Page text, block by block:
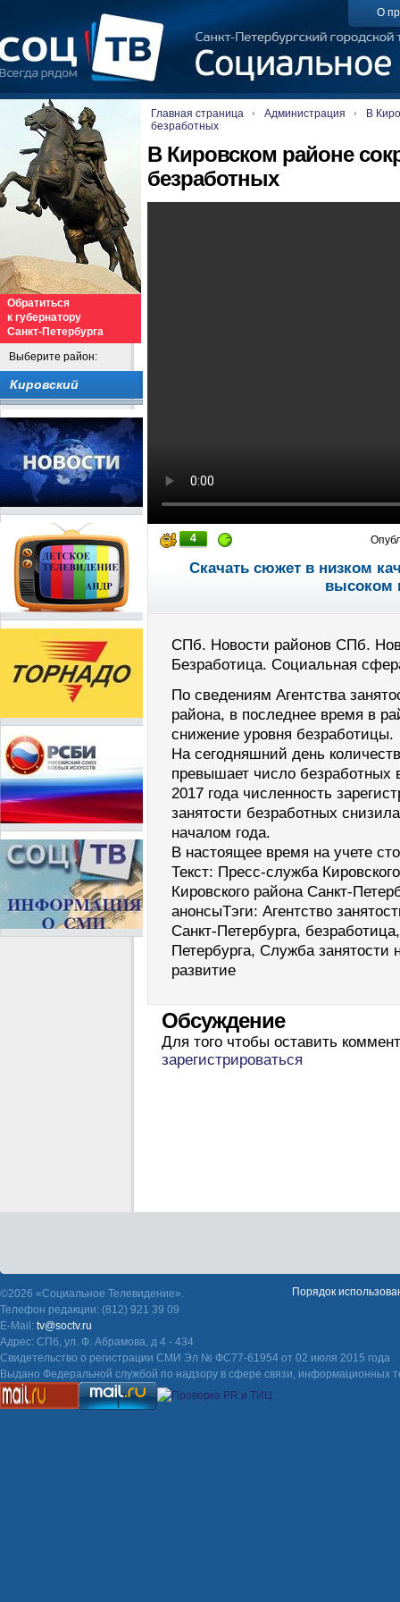
О
Обратиться
к губернатору
Санкт-Петербурга
Выберите район:
Кировский
Главная страница Администрация
В
безработных
В Кировском районе
безработных
4
Скачать сюжет в низком
высоком
СПб. Новости районов СПб.
Безработица. Социальная
По сведениям Агентства
района, в последнее время в
снижение уровня безработицы.
На сегодняшний день
превышает число безработных
2017 года численность
занятости безработных
началом года.
В настоящее время на учете
Текст: Пресс-служба
Кировского района Санкт-
анонсыТэги: Агентство
Санкт-Петербурга,
Петербурга, Служба занятости
развитие
Обсуждение
Для того чтобы оставить
зарегистрироваться
©2026 «Социальное Телевидение».
Телефон редакции: (812) 921 39 09
E-Mail: tv@soctv.ru
Адрес: СПб, ул. Ф. Абрамова, д 4 - 434
Свидетельство о регистрации СМИ Эл № ФС77-61954 от 02 июля 2015 года
Выдано Федеральной службой по надзору в сфере связи, информационных
Порядок